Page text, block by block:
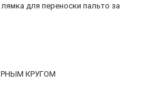
для переноски пальто за
КРУГОМ